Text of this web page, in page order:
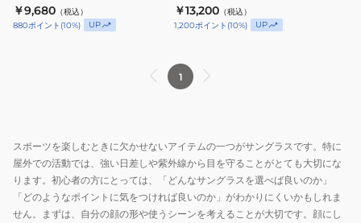
￥9,680 （税込）
880ポイント (10%) UP
￥13,200 （税込）
1,200ポイント (10%) UP
1
スポーツを楽しむときに欠かせないアイテムの一つがサングラスです。特に
屋外での活動では、強い日差しや紫外線から目を守ることがとても大切にな
ります。初心者の方にとっては、「どんなサングラスを選べば良いのか」
「どのようなポイントに気をつければ良いのか」がわかりにくいかもしれま
せん。まずは、自分の顔の形や使うシーンを考えることが大切です。顔にし